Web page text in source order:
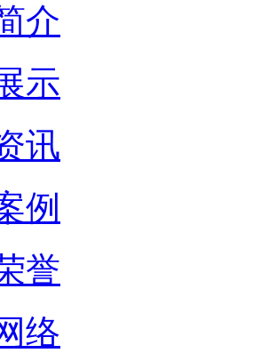
介
示
讯
例
誉
络